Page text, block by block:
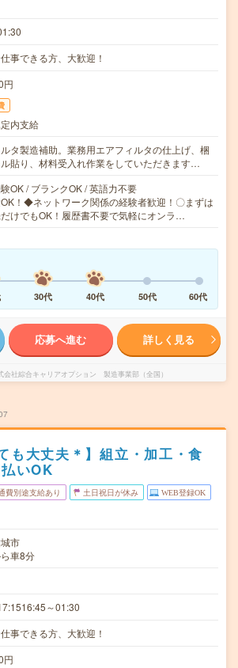
事できる方、大歓迎！
円
内支給
タ製造補助。業務用エアフィルタの仕上げ、梱
貼り、材料受入れ作業をしていただきます…
OK / ブランクOK / 英語力不要
！◆ネットワーク関係の経験者歓迎！〇まずは
けでもOK！履歴書不要で気軽にオンラ…
30代 40代 50代 60代
応募へ進む 詳しく見る
会社綜合キャリアオプション 製造事業部（全国）
も大丈夫＊】組立・加工・食
いOK
費別途支給あり 土日祝日が休み WEB登録OK
市
車8分
～01:30
事できる方、大歓迎！
円